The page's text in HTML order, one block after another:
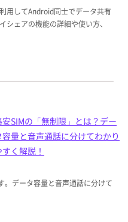
用してAndroid同士でデータ共有
シェアの機能の詳細や使い方、
安SIMの「無制限」とは？デー
容量と音声通話に分けてわかり
すく解説！
。データ容量と音声通話に分けて